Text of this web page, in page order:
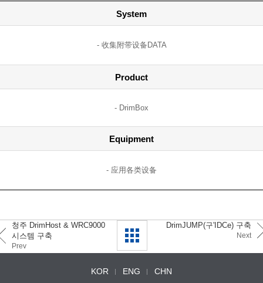
System
收集附带设备DATA
Product
DrimBox
Equipment
应用各类设备
청주 DrimHost & WRC9000
시스템 구축
Prev
DrimJUMP(구'IDCe) 구축
Next
KOR ENG CHN